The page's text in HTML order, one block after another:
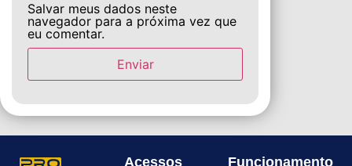
Salvar meus dados neste
navegador para a próxima vez que
eu comentar.
Acessos
Funcionamento